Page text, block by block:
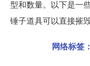
型和数量。以下是一
锤子道具可以直接摧
网络标签：